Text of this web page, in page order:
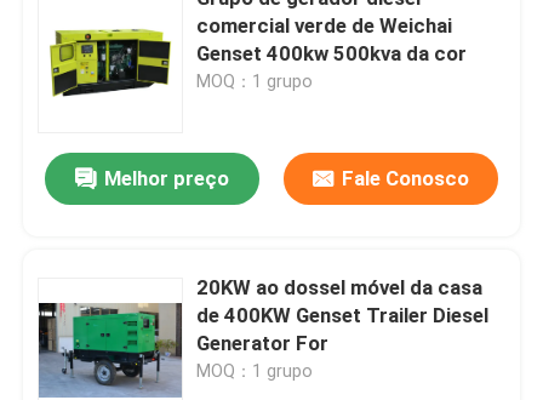
comercial verde de Weichai
Genset 400kw 500kva da cor
MOQ：1 grupo
Melhor preço Fale Conosco
20KW ao dossel móvel da casa
de 400KW Genset Trailer Diesel
Generator For
MOQ：1 grupo